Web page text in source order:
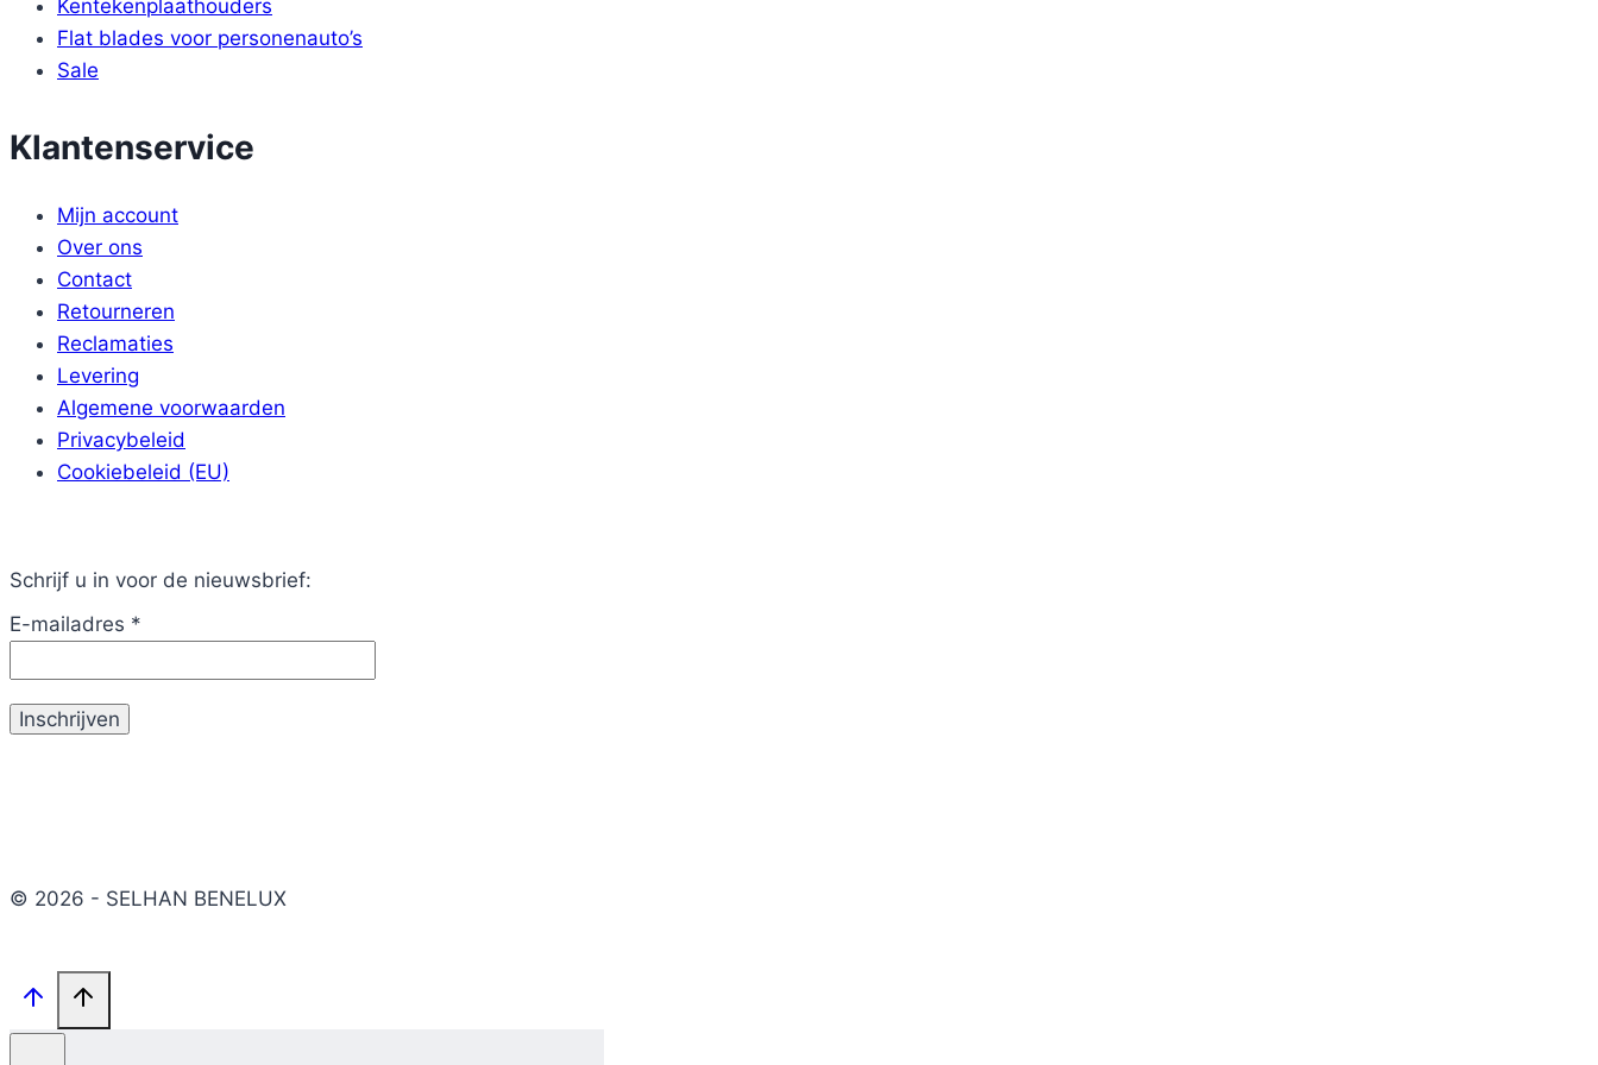
Kentekenplaathouders
Flat blades voor personenauto’s
Sale
Klantenservice
Mijn account
Over ons
Contact
Retourneren
Reclamaties
Levering
Algemene voorwaarden
Privacybeleid
Cookiebeleid (EU)
Schrijf u in voor de nieuwsbrief:
E-mailadres *
© 2026 - SELHAN BENELUX